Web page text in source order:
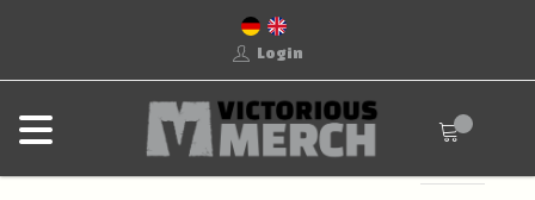
Login